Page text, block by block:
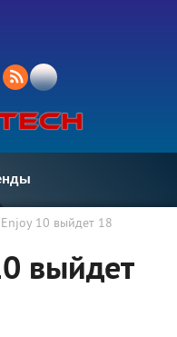
10 выйдет 18
выйдет